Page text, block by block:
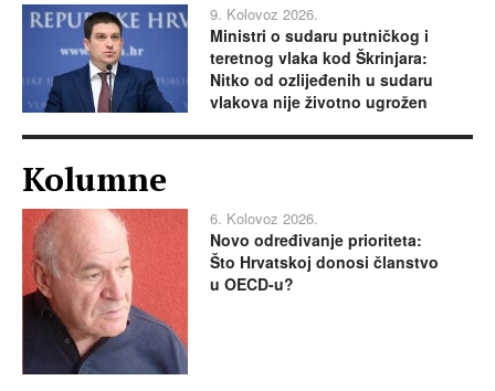
9. Kolovoz 2026.
Ministri o sudaru putničkog i
teretnog vlaka kod Škrinjara:
Nitko od ozlijeđenih u sudaru
vlakova nije životno ugrožen
Kolumne
6. Kolovoz 2026.
Novo određivanje prioriteta:
Što Hrvatskoj donosi članstvo
u OECD-u?